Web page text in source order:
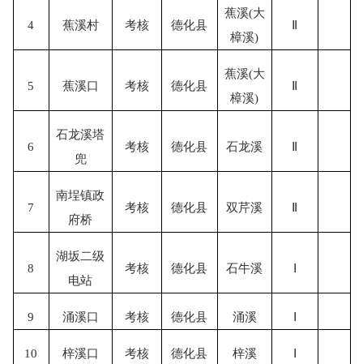
4 蕉溪村 考核 德化县
蕉溪(大
樟溪)
Ⅱ
5 蕉溪口 考核 德化县
蕉溪(大
樟溪)
Ⅱ
6
石龙溪塔
兜
考核 德化县 石龙溪 Ⅱ
7
南埕镇政
府桥
考核 德化县 双芹溪 Ⅱ
8
湖坂二级
电站
考核 德化县 石牛溪 Ⅰ
9 涌溪口 考核 德化县 涌溪 Ⅰ
10 梓溪口 考核 德化县 梓溪 Ⅰ